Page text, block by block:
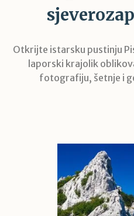
Otkrijte istarsku pustinju
laporski krajolik
fotografiju, šetnje i